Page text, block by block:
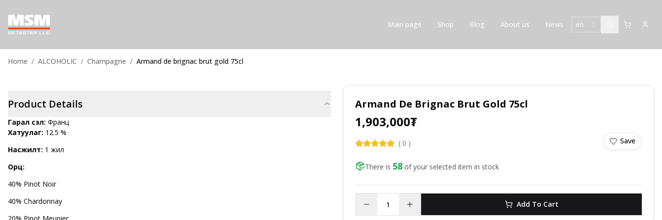
Main page Shop Blog About us News en
Home ALCOHOLIC Champagne Armand de brignac brut gold 75cl
Armand De Brignac Brut Gold 75cl
1,903,000₮
( 0 ) Save
There is 58 of your selected item in stock
Add To Cart
Product Details
Гарал үүсэл: Франц
Хатуулаг: 12.5 %
Насжилт: 1 жил
Орц:
40% Pinot Noir
40% Chardonnay